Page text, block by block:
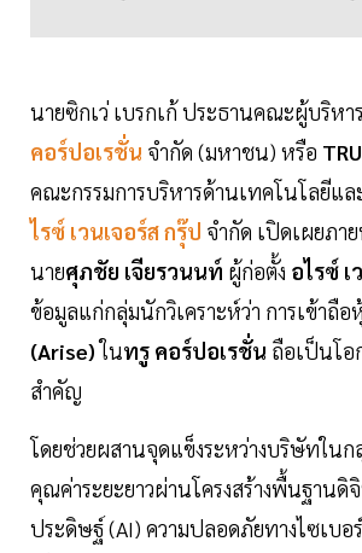
นายซิกเว่ เบรกเก้ ประธานคณะผู้บริห
คอร์ปอเรชั่น จำกัด (มหาชน) หรือ
คณะกรรมการบริหารด้านเทคโนโลยีแ
ไรซ์ เวนเจอร์สกรุ๊ป จำกัด เปิดเผยภา
นายศุภชัย เจียรวนนท์ ผู้ก่อตั้ง อไรซ์ เ
ข้อมูลแก่กลุ่มนักวิเคราะห์ว่า การเข้าถือ
(Arise)ในทรู คอร์ปอเรชั่น ถือเป็นโอ
สำคัญ
โดยช่วยผสานจุดแข็งระหว่างบริษัทในก
คุณค่าระยะยาวผ่านโครงสร้างพื้นฐาน
ประดิษฐ์ (AI) ความปลอดภัยทางไซเบอ